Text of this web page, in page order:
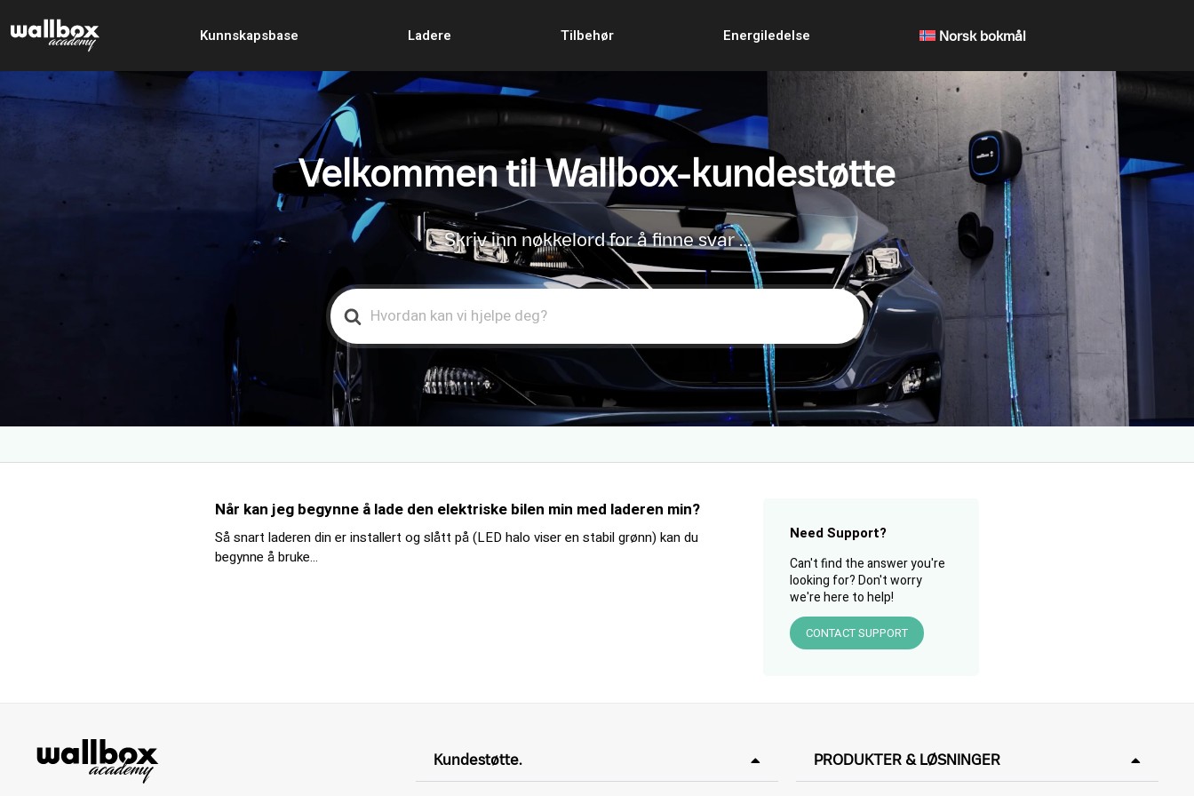
Kunnskapsbase Ladere Tilbehør Energiledelse Norsk bokmål
Velkommen til Wallbox-kundestøtte
Skriv inn nøkkelord for å finne svar …
Search
For
Når kan jeg begynne å lade den elektriske bilen min med laderen min?
Så snart laderen din er installert og slått på (LED halo viser en stabil grønn) kan du
begynne å bruke...
Need Support?
Can't find the answer you're
looking for? Don't worry
we're here to help!
CONTACT SUPPORT
Kundestøtte. PRODUKTER & LØSNINGER